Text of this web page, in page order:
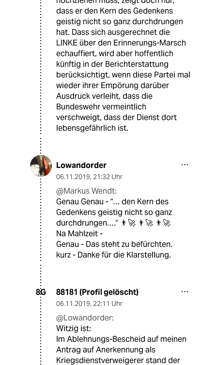
dass er den Kern des Gedenkens
geistig nicht so ganz durchdrungen
hat. Dass sich ausgerechnet die
LINKE über den Erinnerungs-Marsch
echauffiert, wird aber hoffentlich
künftig in der Berichterstattung
berücksichtigt, wenn diese Partei mal
wieder ihrer Empörung darüber
Ausdruck verleiht, dass die
Bundeswehr vermeintlich
verschweigt, dass der Dienst dort
lebensgefährlich ist.
Lowandorder
06.11.2019, 21:32 Uhr
@Markus Wendt:
Genau Genau - “… den Kern des
Gedenkens geistig nicht so ganz
durchdrungen.…“ 👨‍🚀 👨‍🚀 👨‍🚀
Na Mahlzeit -
Genau - Das steht zu befürchten.
kurz - Danke für die Klarstellung.
8G 88181 (Profil gelöscht)
06.11.2019, 22:11 Uhr
@Lowandorder:
Witzig ist:
Im Ablehnungs-Bescheid auf meinen
Antrag auf Anerkennung als
Kriegsdienstverweigerer stand der